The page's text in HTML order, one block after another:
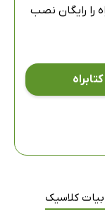
را رایگان نصب
کلاسیک